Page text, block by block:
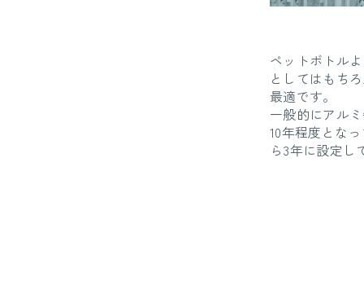
ペットボトル
としてはもち
最適です。
一般的にアル
10年程度とな
ら3年に設定し